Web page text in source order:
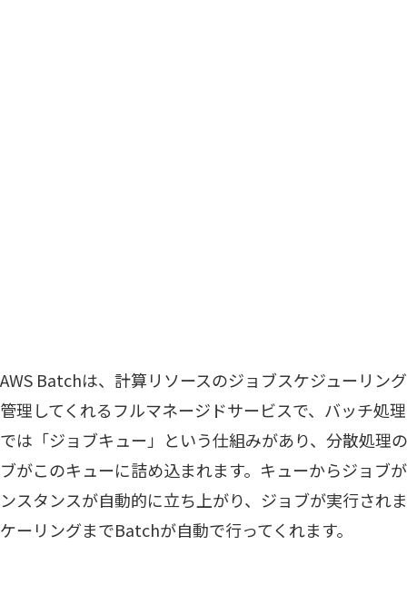
AWS Batchは、計算リソースのジョブスケジューリン
管理してくれるフルマネージドサービスで、バッチ処
では「ジョブキュー」という仕組みがあり、分散処理
ブがこのキューに詰め込まれます。キューからジョブ
ンスタンスが自動的に立ち上がり、ジョブが実行され
ケーリングまでBatchが自動で行ってくれます。